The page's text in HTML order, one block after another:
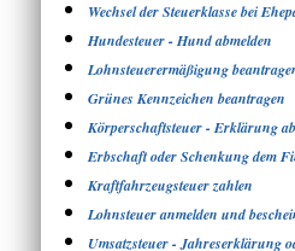
Wechsel der Steuerklasse bei
Hundesteuer - Hund abmelden
Lohnsteuerermäßigung
Grünes Kennzeichen beantragen
Körperschaftsteuer - Erklärung
Erbschaft oder Schenkung dem
Kraftfahrzeugsteuer zahlen
Lohnsteuer anmelden und
Umsatzsteuer - Jahreserklärung